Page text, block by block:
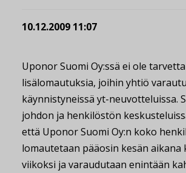
10.12.2009 11:07
Uponor Suomi Oy:ssä ei ole
lisälomautuksia, joihin yhtiö
käynnistyneissä yt-neuvotteluissa.
johdon ja henkilöstön
että Uponor Suomi Oy:n koko
lomautetaan pääosin kesän aikana
viikoksi ja varaudutaan enintään